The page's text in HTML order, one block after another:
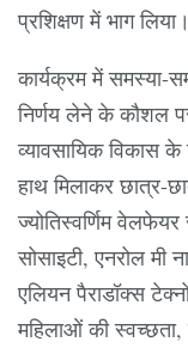
प्रशिक्षण में भाग लिया।
कार्यक्रम में समस्या-
निर्णय लेने के कौशल
व्यावसायिक विकास
हाथ मिलाकर छात्र-
ज्योतिस्वर्णिम
सोसाइटी, एनरोल
एलियन पैराडॉक्स
महिलाओं की स्वच्छता,